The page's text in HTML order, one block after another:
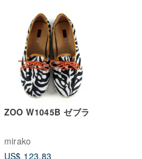
ZOO W1045B ゼブラ
mirako
US$ 123.83